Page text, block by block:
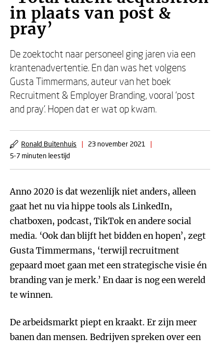
in plaats van post &
pray’
De zoektocht naar personeel ging jaren via een
krantenadvertentie. En dan was het volgens
Gusta Timmermans, auteur van het boek
Recruitment & Employer Branding, vooral ‘post
and pray’. Hopen dat er wat op kwam.
Ronald Buitenhuis | 23 november 2021
|
5-7 minuten leestijd
Anno 2020 is dat wezenlijk niet anders, alleen
gaat het nu via hippe tools als LinkedIn,
chatboxen, podcast, TikTok en andere social
media. ‘Ook dan blijft het bidden en hopen’, zegt
Gusta Timmermans, ‘terwijl recruitment
gepaard moet gaan met een strategische visie én
branding van je merk.’ En daar is nog een wereld
te winnen.
De arbeidsmarkt piept en kraakt. Er zijn meer
banen dan mensen. Bedrijven spreken over een